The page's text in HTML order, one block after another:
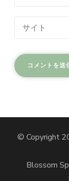
© Copyright
Blossom